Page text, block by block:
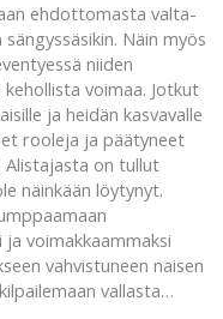
ehdottomasta valta-
Näin myös
niiden
voimaa. Jotkut
ja heidän kasvavalle
rooleja ja päätyneet
Alistajasta on tullut
näinkään löytynyt.
voimakkaammaksi
vahvistuneen naisen
vallasta…